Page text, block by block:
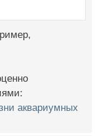
аквариумных